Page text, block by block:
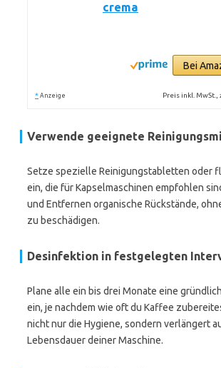
crema
Bei
* Anzeige Preis inkl. MwSt.,
Verwende geeignete
Setze spezielle Reinigungstabletten oder
ein, die für Kapselmaschinen empfohlen
und Entfernen organische Rückstände,
zu beschädigen.
Desinfektion in festgelegten
Plane alle ein bis drei Monate eine
ein, je nachdem wie oft du Kaffee
nicht nur die Hygiene, sondern verlängert
Lebensdauer deiner Maschine.